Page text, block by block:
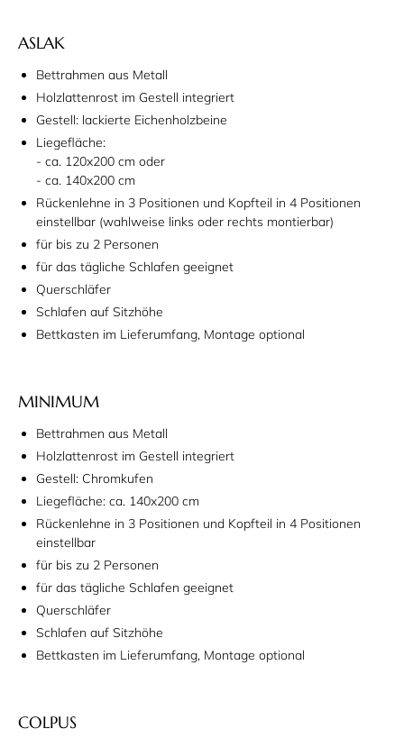
ASLAK
Bettrahmen aus Metall
Holzlattenrost im Gestell integriert
Gestell: lackierte Eichenholzbeine
Liegefläche:
- ca. 120x200 cm oder
- ca. 140x200 cm
Rückenlehne in 3 Positionen und Kopfteil in 4 Positionen
einstellbar (wahlweise links oder rechts montierbar)
für bis zu 2 Personen
für das tägliche Schlafen geeignet
Querschläfer
Schlafen auf Sitzhöhe
Bettkasten im Lieferumfang, Montage optional
MINIMUM
Bettrahmen aus Metall
Holzlattenrost im Gestell integriert
Gestell: Chromkufen
Liegefläche: ca. 140x200 cm
Rückenlehne in 3 Positionen und Kopfteil in 4 Positionen
einstellbar
für bis zu 2 Personen
für das tägliche Schlafen geeignet
Querschläfer
Schlafen auf Sitzhöhe
Bettkasten im Lieferumfang, Montage optional
COLPUS